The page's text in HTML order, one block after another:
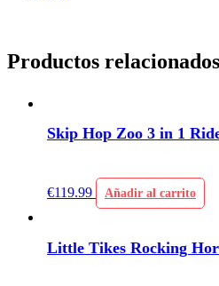
Productos relacionados
Skip Hop Zoo 3 in 1
€119.99 Añadir al carrito
Little Tikes Rocking